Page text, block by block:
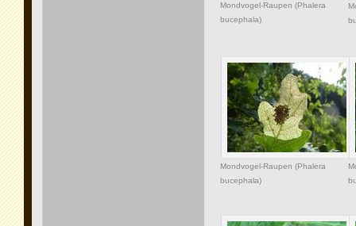
Mondvogel-Raupen (Phalera
bucephala)
Mondvogel-Raupen (Phalera
bucephala)